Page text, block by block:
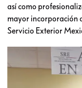
así como
mayor incorporación
Servicio Exterior